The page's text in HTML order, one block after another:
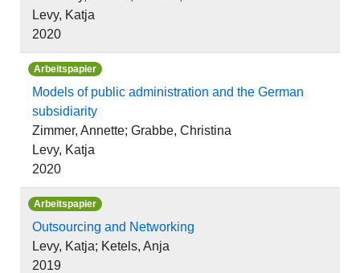
Levy, Katja
2020
Arbeitspapier
Models of public administration and the German
subsidiarity
Zimmer, Annette; Grabbe, Christina
Levy, Katja
2020
Arbeitspapier
Outsourcing and Networking
Levy, Katja; Ketels, Anja
2019